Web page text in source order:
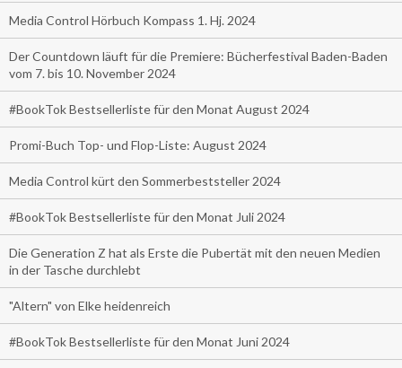
Media Control Hörbuch Kompass 1. Hj. 2024
Der Countdown läuft für die Premiere: Bücherfestival Baden-Baden
vom 7. bis 10. November 2024
#BookTok Bestsellerliste für den Monat August 2024
Promi-Buch Top- und Flop-Liste: August 2024
Media Control kürt den Sommerbeststeller 2024
#BookTok Bestsellerliste für den Monat Juli 2024
Die Generation Z hat als Erste die Pubertät mit den neuen Medien
in der Tasche durchlebt
"Altern" von Elke heidenreich
#BookTok Bestsellerliste für den Monat Juni 2024